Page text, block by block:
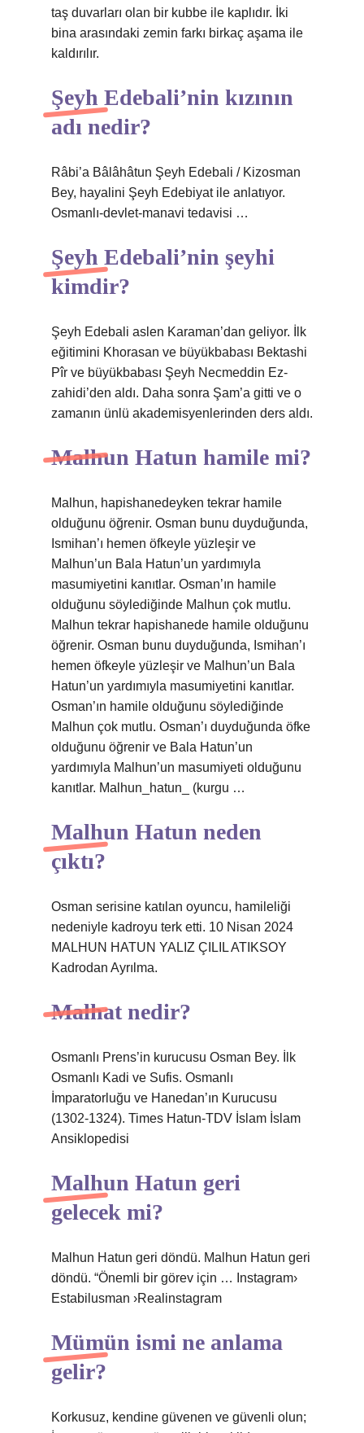
taş duvarları olan bir kubbe ile kaplıdır. İki
bina arasındaki zemin farkı birkaç aşama ile
kaldırılır.
Şeyh Edebali’nin kızının
adı nedir?
Râbi’a Bâlâhâtun Şeyh Edebali / Kizosman
Bey, hayalini Şeyh Edebiyat ile anlatıyor.
Osmanlı-devlet-manavi tedavisi …
Şeyh Edebali’nin şeyhi
kimdir?
Şeyh Edebali aslen Karaman’dan geliyor. İlk
eğitimini Khorasan ve büyükbabası Bektashi
Pîr ve büyükbabası Şeyh Necmeddin Ez-
zahidi’den aldı. Daha sonra Şam’a gitti ve o
zamanın ünlü akademisyenlerinden ders aldı.
Malhun Hatun hamile mi?
Malhun, hapishanedeyken tekrar hamile
olduğunu öğrenir. Osman bunu duyduğunda,
Ismihan’ı hemen öfkeyle yüzleşir ve
Malhun’un Bala Hatun’un yardımıyla
masumiyetini kanıtlar. Osman’ın hamile
olduğunu söylediğinde Malhun çok mutlu.
Malhun tekrar hapishanede hamile olduğunu
öğrenir. Osman bunu duyduğunda, Ismihan’ı
hemen öfkeyle yüzleşir ve Malhun’un Bala
Hatun’un yardımıyla masumiyetini kanıtlar.
Osman’ın hamile olduğunu söylediğinde
Malhun çok mutlu. Osman’ı duyduğunda öfke
olduğunu öğrenir ve Bala Hatun’un
yardımıyla Malhun’un masumiyeti olduğunu
kanıtlar. Malhun_hatun_ (kurgu …
Malhun Hatun neden
çıktı?
Osman serisine katılan oyuncu, hamileliği
nedeniyle kadroyu terk etti. 10 Nisan 2024
MALHUN HATUN YALIZ ÇILIL ATIKSOY
Kadrodan Ayrılma.
Malhat nedir?
Osmanlı Prens’in kurucusu Osman Bey. İlk
Osmanlı Kadi ve Sufis. Osmanlı
İmparatorluğu ve Hanedan’ın Kurucusu
(1302-1324). Times Hatun-TDV İslam İslam
Ansiklopedisi
Malhun Hatun geri
gelecek mi?
Malhun Hatun geri döndü. Malhun Hatun geri
döndü. “Önemli bir görev için … Instagram›
Estabilusman ›Realinstagram
Mümün ismi ne anlama
gelir?
Korkusuz, kendine güvenen ve güvenli olun;